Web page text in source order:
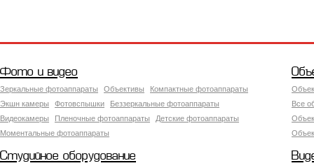
Фото и видео
Зеркальные фотоаппараты Объективы
Компактные фотоаппараты
Экшн камеры
Фотовспышки
Беззеркальные фотоаппараты
Видеокамеры
Пленочные фотоаппараты
Детские фотоаппараты
Моментальные фотоаппараты
Все
Студийное оборудование